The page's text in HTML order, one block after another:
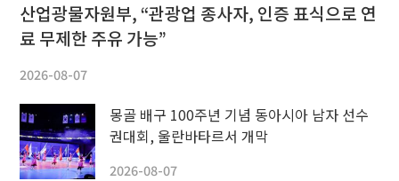
산업광물자원부, “관광업 종사자, 인증 표식으로 연
료 무제한 주유 가능”
2026-08-07
몽골 배구 100주년 기념 동아시아 남자 선수
권대회, 울란바타르서 개막
2026-08-07